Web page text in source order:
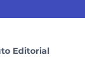
Editorial